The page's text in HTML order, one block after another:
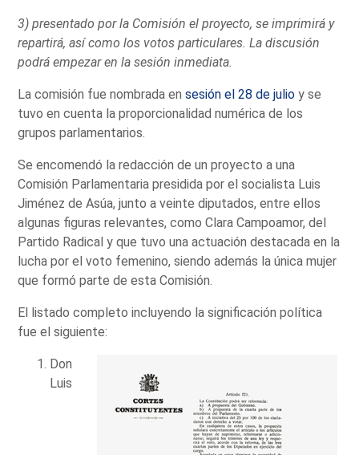
3) presentado por la Comisión el proyecto, se imprimirá y
repartirá, así como los votos particulares. La discusión
podrá empezar en la sesión inmediata.
La comisión fue nombrada ensesión el 28 de julio y se
tuvo en cuenta la proporcionalidad numérica de los
grupos parlamentarios.
Se encomendó la redacción de un proyecto a una
Comisión Parlamentaria presidida por el socialista Luis
Jiménez de Asúa, junto a veinte diputados, entre ellos
algunas figuras relevantes, como Clara Campoamor, del
Partido Radical y que tuvo una actuación destacada en la
lucha por el voto femenino, siendo además la única mujer
que formó parte de esta Comisión.
El listado completo incluyendo la significación política
fue el siguiente:
Don
Luis